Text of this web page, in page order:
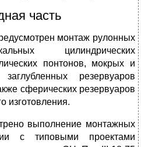
часть
монтаж рулонных
цилиндрических
понтонов, мокрых и
резервуаров
сферических резервуаров
изготовления.
выполнение монтажных
с типовыми проектами